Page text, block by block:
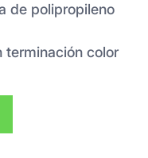
de polipropileno
terminación color